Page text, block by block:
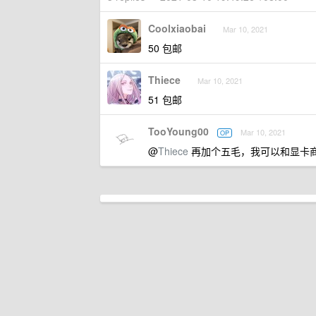
Coolxiaobai Mar 10, 2021
50 包邮
Thiece Mar 10, 2021
51 包邮
TooYoung00 OP Mar 10, 2021
@Thiece 再加个五毛，我可以和显卡